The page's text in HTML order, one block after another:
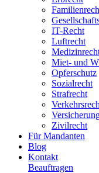
IT-Recht
Luftrecht
Miet- und
Opferschutz
Sozialrecht
Strafrecht
Zivilrecht
Für Mandanten
Blog
Kontakt
Beauftragen